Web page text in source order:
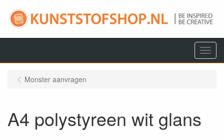
Menu
Monster aanvragen
A4 polystyreen wit glans